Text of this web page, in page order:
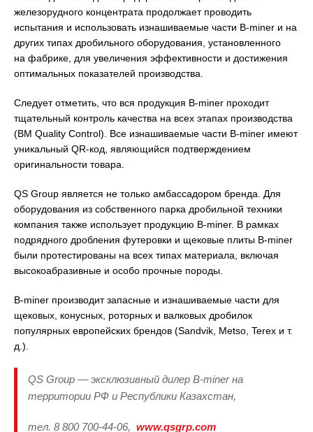
железорудного концентрата продолжает проводить
испытания и использовать изнашиваемые части B-miner и на
других типах дробильного оборудования, установленного
на фабрике, для увеличения эффективности и достижения
оптимальных показателей производства.
Следует отметить, что вся продукция B-miner проходит
тщательный контроль качества на всех этапах производства
(BM Quality Control). Все изнашиваемые части B-miner имеют
уникальный QR-код, являющийся подтверждением
оригинальности товара.
QS Group является не только амбассадором бренда. Для
оборудования из собственного парка дробильной техники
компания также использует продукцию B-miner. В рамках
подрядного дробления футеровки и щековые плиты B-miner
были протестированы на всех типах материала, включая
высокоабразивные и особо прочные породы.
B-miner производит запасные и изнашиваемые части для
щековых, конусных, роторных и валковых дробилок
популярных европейских брендов (Sandvik, Metso, Terex и т.
д.).
QS Group — эксклюзивный дилер B-miner на
территории РФ и Республики Казахстан,
тел. 8 800 700-44-06, www.qsgrp.com